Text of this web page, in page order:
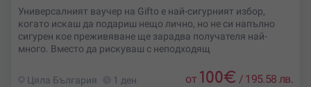
Универсалният ваучер на Gifto е най-сигурният избор,
когато искаш да подариш нещо лично, но не си напълно
сигурен кое преживяване ще зарадва получателя най-
много. Вместо да рискуваш с неподходящ
Цяла България 1 ден от 100€ / 195.58 лв.